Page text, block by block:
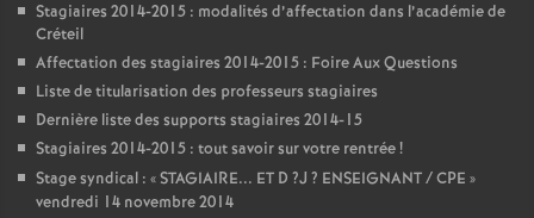
Stagiaires 2014-2015 : modalités d’affectation dans l’académie de
Créteil
Affectation des stagiaires 2014-2015 : Foire Aux Questions
Liste de titularisation des professeurs stagiaires
Dernière liste des supports stagiaires 2014-15
Stagiaires 2014-2015 : tout savoir sur votre rentrée!
Stage syndical : «STAGIAIRE... ET D ?J ? ENSEIGNANT/CPE »
vendredi 14 novembre 2014